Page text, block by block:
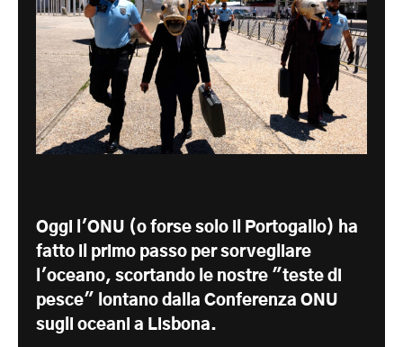
Oggi l'ONU (o forse solo il Portogallo) ha
fatto il primo passo per sorvegliare
l'oceano, scortando le nostre "teste di
pesce" lontano dalla Conferenza ONU
sugli oceani a Lisbona.